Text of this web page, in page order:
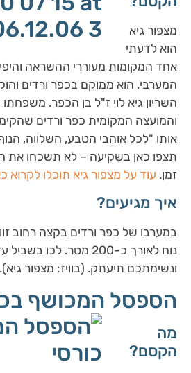
מצפור גיא
הוא לדעתי
אחד המקומות מעוררי ההשראה
המערבי. הוא ממוקם בכפר ורדים
השריון גיא לוי ז"ל בן הכפר. משפחתו
והמועצה המקומית כפר ורדים
אותו "לכל אוהבי הטבע, השלווה,
תצפו כאן בשקיעה – לא תשכחו את
זמן. עוד על מצפור גיא תוכלו לקרוא
איך מגיעים?
במערבו של כפר ורדים בקצה רחוב
נוח לאורך כ-200 מטר.
ונשימתכם תיעתק. (בוויז: מצפור גיא).
הספסל המכושף
מה
הקסם?